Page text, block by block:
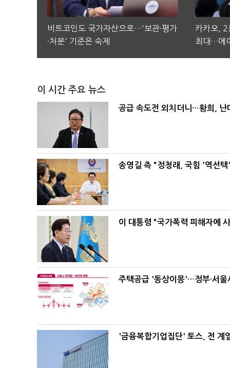
비트코인도 국가자산으로…'보관·평가
·처분' 기준은 숙제
카카오, 2
최대…에
이 시간 주요 뉴스
공급 속도전 외치더니…황희,
송영길 측 "정청래, 국힘 '역선
이 대통령 "국가폭력 피해자에
주택공급 '동상이몽'…정부·서
'금융복합기업집단' 토스, 전 계